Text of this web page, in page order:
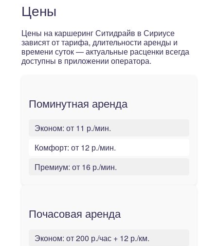
Цены
Цены на каршеринг Ситидрайв в Сириусе
зависят от тарифа, длительности аренды и
времени суток — актуальные расценки всегда
доступны в приложении оператора.
Поминутная аренда
Эконом: от 11 р./мин.
Комфорт: от 12 р./мин.
Премиум: от 16 р./мин.
Почасовая аренда
Эконом: от 200 р./час + 12 р./км.